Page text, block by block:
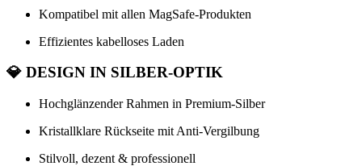
Kompatibel mit allen MagSafe-Produkten
Effizientes kabelloses Laden
💎 DESIGN IN SILBER-OPTIK
Hochglänzender Rahmen in Premium-Silber
Kristallklare Rückseite mit Anti-Vergilbung
Stilvoll, dezent & professionell